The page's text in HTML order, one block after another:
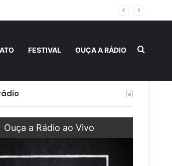
FESTIVAL OUÇA A RÁDIO
Ouça a Rádio ao Vivo